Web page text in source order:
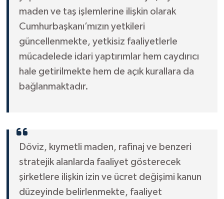
maden ve taş işlemlerine ilişkin olarak
Cumhurbaşkanı’mızın yetkileri
güncellenmekte, yetkisiz faaliyetlerle
mücadelede idari yaptırımlar hem caydırıcı
hale getirilmekte hem de açık kurallara da
bağlanmaktadır.
Döviz, kıymetli maden, rafinaj ve benzeri
stratejik alanlarda faaliyet gösterecek
şirketlere ilişkin izin ve ücret değişimi kanun
düzeyinde belirlenmekte, faaliyet